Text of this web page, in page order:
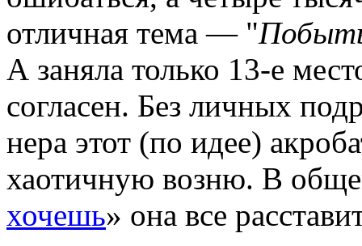
отличная тема — "
А заняла только 13-е
согласен. Без лич­ных
нера этот (по идее)
хаотичную возню. В
хочешь» она все